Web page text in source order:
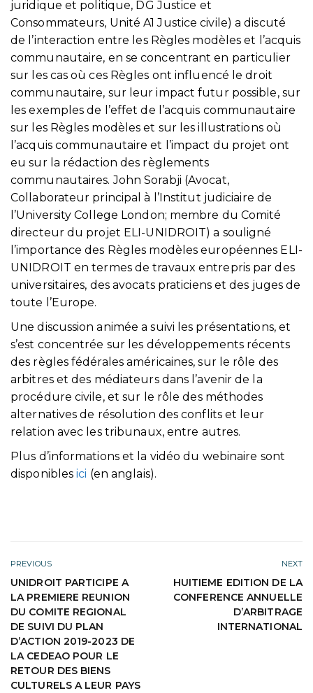
juridique et politique, DG Justice et
Consommateurs, Unité A1 Justice civile) a discuté
de l’interaction entre les Règles modèles et l’acquis
communautaire, en se concentrant en particulier
sur les cas où ces Règles ont influencé le droit
communautaire, sur leur impact futur possible, sur
les exemples de l’effet de l’acquis communautaire
sur les Règles modèles et sur les illustrations où
l’acquis communautaire et l’impact du projet ont
eu sur la rédaction des règlements
communautaires. John Sorabji (Avocat,
Collaborateur principal à l’Institut judiciaire de
l’University College London; membre du Comité
directeur du projet ELI-UNIDROIT) a souligné
l’importance des Règles modèles européennes ELI-
UNIDROIT en termes de travaux entrepris par des
universitaires, des avocats praticiens et des juges de
toute l’Europe.
Une discussion animée a suivi les présentations, et
s’est concentrée sur les développements récents
des règles fédérales américaines, sur le rôle des
arbitres et des médiateurs dans l’avenir de la
procédure civile, et sur le rôle des méthodes
alternatives de résolution des conflits et leur
relation avec les tribunaux, entre autres.
Plus d’informations et la vidéo du webinaire sont
disponiblesici (en anglais).
PREVIOUS
UNIDROIT PARTICIPE A
LA PREMIERE REUNION
DU COMITE REGIONAL
DE SUIVI DU PLAN
D’ACTION 2019-2023 DE
LA CEDEAO POUR LE
RETOUR DES BIENS
CULTURELS A LEUR PAYS
NEXT
HUITIEME EDITION DE LA
CONFERENCE ANNUELLE
D’ARBITRAGE
INTERNATIONAL